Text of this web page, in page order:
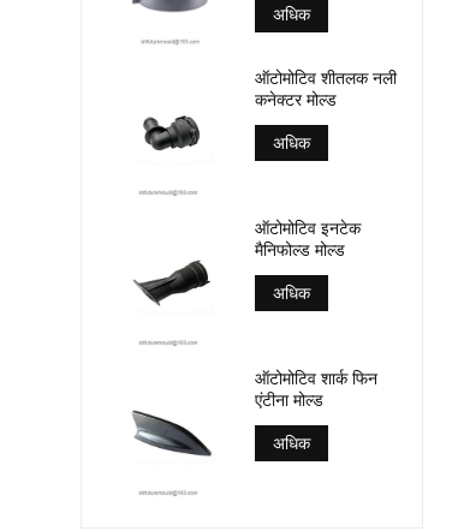
अधिक
ऑटोमोटिव शीतलक नली
कनेक्टर मोल्ड
अधिक
ऑटोमोटिव इनटेक
मैनिफोल्ड मोल्ड
अधिक
ऑटोमोटिव शार्क फिन
एंटीना मोल्ड
अधिक